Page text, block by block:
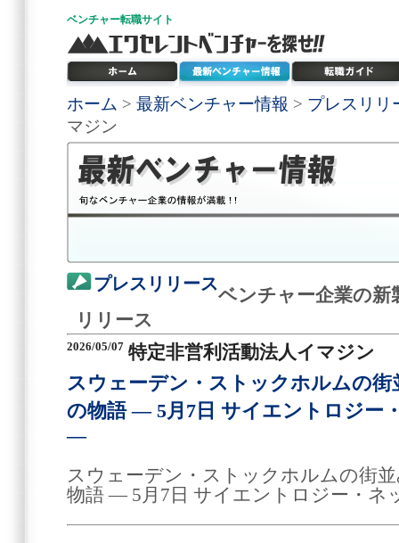
ベンチャー転職サイト
ホーム > 最新ベンチャー情報 > プレスリリ
マジン
プレスリリース
ベンチャー企業の新
リリース
2026/05/07 特定非営利活動法人イマジン
スウェーデン・ストックホルムの
の物語 ― 5月7日 サイエントロジー
―
スウェーデン・ストックホルムの街
物語 ― 5月7日 サイエントロジー・ネ